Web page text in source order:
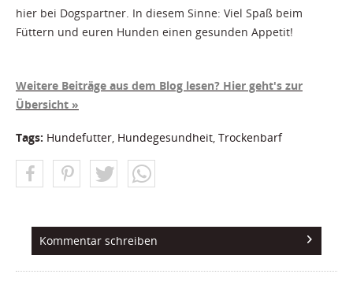
hier bei Dogspartner. In diesem Sinne: Viel Spaß beim
Füttern und euren Hunden einen gesunden Appetit!
Weitere Beiträge aus dem Blog lesen? Hier geht's zur
Übersicht »
Tags: Hundefutter Hundegesundheit Trockenbarf
Kommentar schreiben